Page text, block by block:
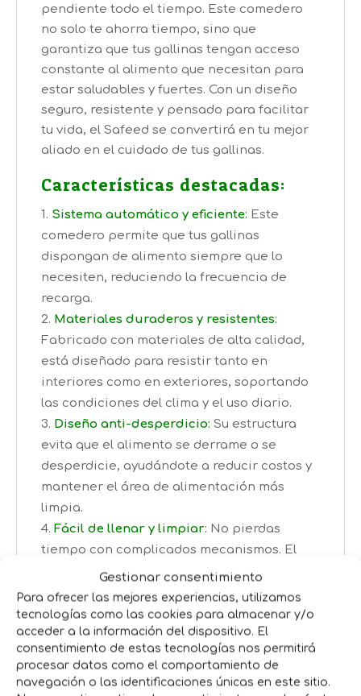
Gestionar consentimiento
Para ofrecer las mejores experiencias, utilizamos
tecnologías como las cookies para almacenar y/o
acceder a la información del dispositivo. El
consentimiento de estas tecnologías nos permitirá
procesar datos como el comportamiento de
navegación o las identificaciones únicas en este sitio.
pendiente todo el tiempo. Este comedero
no solo te ahorra tiempo, sino que
garantiza que tus gallinas tengan acceso
constante al alimento que necesitan para
estar saludables y fuertes. Con un diseño
seguro, resistente y pensado para facilitar
tu vida, el Safeed se convertirá en tu mejor
aliado en el cuidado de tus gallinas.
Características destacadas:
Sistema automático y eficiente: Este
comedero permite que tus gallinas
dispongan de alimento siempre que lo
necesiten, reduciendo la frecuencia de
recarga.
Materiales duraderos y resistentes:
Fabricado con materiales de alta calidad,
está diseñado para resistir tanto en
interiores como en exteriores, soportando
las condiciones del clima y el uso diario.
Diseño anti-desperdicio: Su estructura
evita que el alimento se derrame o se
desperdicie, ayudándote a reducir costos y
mantener el área de alimentación más
limpia.
Fácil de llenar y limpiar: No pierdas
tiempo con complicados mecanismos. El
Safeed es sencillo de rellenar y limpiar,
ahorrándote esfuerzo y tiempo en el
mantenimiento.
Beneficios para ti y tus
gallinas: